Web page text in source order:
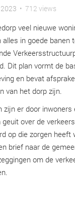
• 712 views
veel nieuwe
alles in goede banen
Dit plan vormt de
en bevat
van het dorp zijn.
zijn er door inwoners
over de
op die zorgen heeft
brief naar de
om de